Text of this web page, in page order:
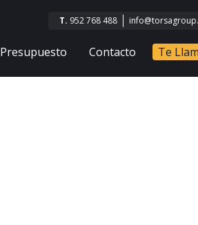
T. 952 768 488
Presupuesto Contacto Te